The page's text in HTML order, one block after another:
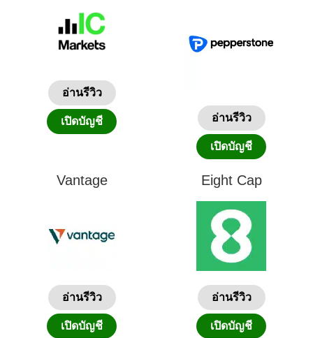
อ่านรีวิว
เปิดบัญชี อ่านรีวิว
เปิดบัญชี
Vantage
อ่านรีวิว
เปิดบัญชี
Eight Cap
อ่านรีวิว
เปิดบัญชี